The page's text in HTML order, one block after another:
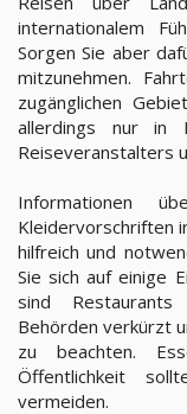
internationalem
Sorgen Sie aber
mitzunehmen.
zugänglichen
allerdings nur in
Reiseveranstalters
Informationen
Kleidervorschriften
hilfreich und
Sie sich auf einige
sind
Behörden verkürzt
zu beachten.
Öffentlichkeit
vermeiden.